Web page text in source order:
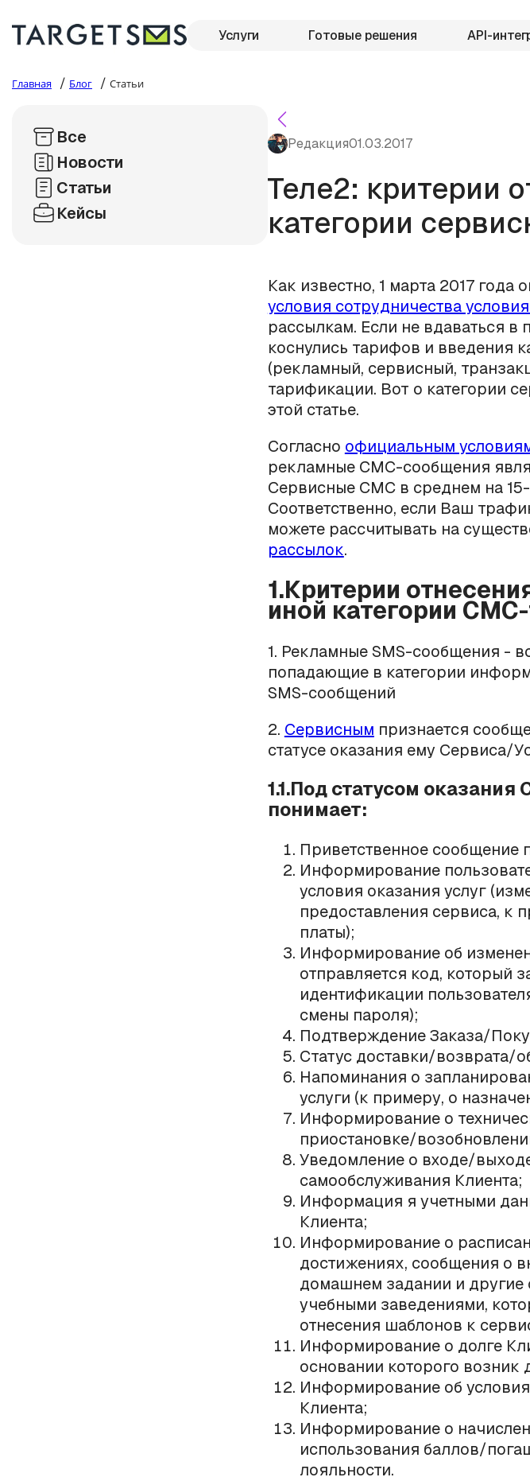
Услуги Готовые решения API-
Главная / Блог / Статьи
Все
Новости
Статьи
Кейсы
Редакция01.03.2017
Теле2: критерии
категории
Как известно, 1 марта 2017 года
условия сотрудничества
рассылкам. Если не вдаваться в
коснулись тарифов и введения
(рекламный, сервисный,
тарификации. Вот о категории
этой статье.
Согласно официальным
рекламные СМС-сообщения
Сервисные СМС в среднем на
Соответственно, если Ваш
можете рассчитывать на
рассылок.
1.Критерии
иной категории
1. Рекламные SMS-сообщения -
попадающие в категории
SMS-сообщений
2. Сервисным признается
статусе оказания ему Сервиса/
1.1.Под статусом
понимает:
Приветственное сообщение
Информирование
условия оказания услуг
предоставления сервиса, к
платы);
Информирование об
отправляется код, который
идентификации
смены пароля);
Подтверждение Заказа/
Статус доставки/возврата/
Напоминания о
услуги (к примеру, о
Информирование о
приостановке/
Уведомление о входе/
самообслуживания Клиента;
Информация я учетными
Клиента;
Информирование о
достижениях, сообщения о
домашнем задании и
учебными заведениями,
отнесения шаблонов к
Информирование о долге
основании которого возник
Информирование об
Клиента;
Информирование о
использования баллов/
лояльности.